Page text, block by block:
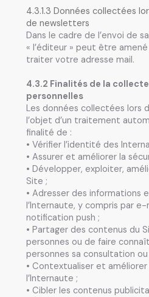
4.3.1.3 Données collectées
de newsletters
Dans le cadre de l’envoi de
« l’éditeur » peut être
traiter votre adresse mail.
4.3.2 Finalités de la
personnelles
Les données collectées lors
l’objet d’un traitement
finalité de :
• Vérifier l’identité des
• Assurer et améliorer la
• Développer, exploiter,
Site ;
• Adresser des informations
l’Internaute, y compris par
notification push ;
• Partager des contenus du
personnes ou de faire
personnes sa consultation ou
• Contextualiser et améliorer
l’Internaute ;
• Cibler les contenus